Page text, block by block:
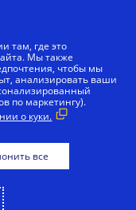
там, где это
Мы также
чтобы мы
анализировать ваши
по маркетингу).
о куки.
все